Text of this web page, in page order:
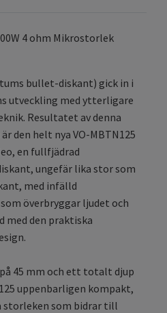
4 ohm Mikrostorlek
bullet-diskant) gick in i
utveckling med ytterligare
Resultatet av denna
den helt nya VO-MBTN125
en fullfjädrad
ungefär lika stor som
med infälld
överbryggar ljudet och
med den praktiska
45 mm och ett totalt djup
uppenbarligen kompakt,
storleken som bidrar till